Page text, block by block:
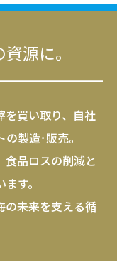
源に。
を買い取り、自社
製造･販売。
品ロスの削減と
す。
の未来を支える循